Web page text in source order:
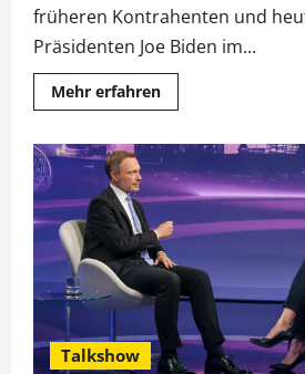
früheren Kontrahenten und
Präsidenten Joe Biden im...
Mehr erfahrenMehr
Informationen
Sanders
bei
Maischberger:
„Wichtigstes
ist,
Donald
Trump
zu
verhindern“
Talkshow